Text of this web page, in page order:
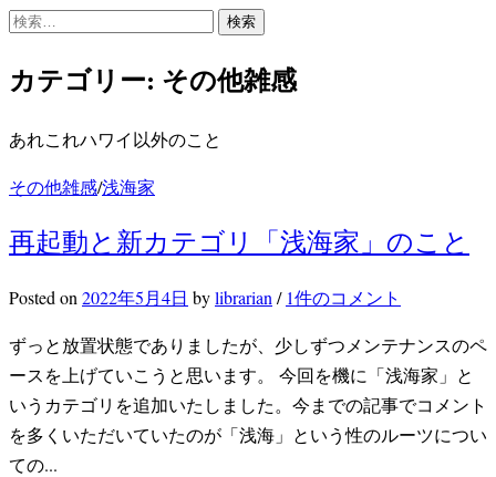
ッ
検
カテゴリー: その他雑感
あれこれハワイ以外のこと
その他雑感/浅海家
再起動と新カテゴリ「浅海家」のこと
Posted on 2022年5月4日 bylibrarian / 1件のコメント
ずっと放置状態でありましたが、少しずつメンテナンスのペ
ースを上げていこうと思います。 今回を機に「浅海家」と
いうカテゴリを追加いたしました。今までの記事でコメント
を多くいただいていたのが「浅海」という性のルーツについ
ての...